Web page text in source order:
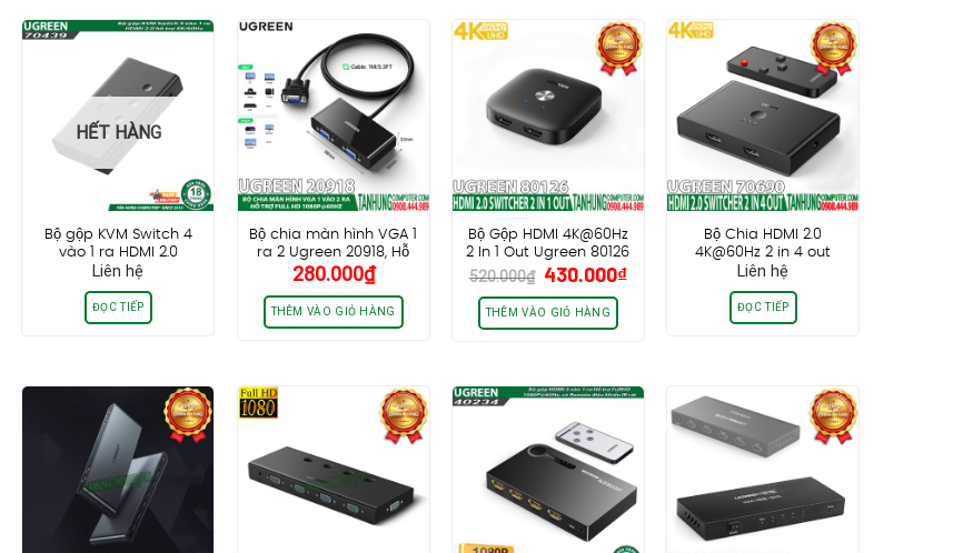
HẾT HÀNG
Bộ gộp KVM Switch 4
vào 1 ra HDMI 2.0
Ugreen 70439 hỗ trợ
4K/60Hz
Liên hệ
ĐỌC TIẾP
Bộ chia màn hình VGA 1
ra 2 Ugreen 20918, Hỗ
trợ VGA,SVGA FullHD
1060P@60Hz
280.000₫
THÊM VÀO GIỎ HÀNG
Bộ Gộp HDMI 4K@60Hz
2 In 1 Out Ugreen 80126
520.000₫ Giá
gốc
là:
520.000₫.
430.000₫Giá
THÊM VÀO GIỎ HÀNG
Bộ Chia HDMI 2.0
4K@60Hz 2 in 4 out
Ugreen 70690
Liên hệ
ĐỌC TIẾP